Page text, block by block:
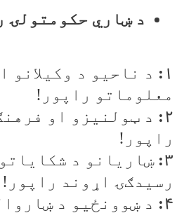
د ښاري حکومتولۍ
۱:
د ناحيو د وکيلانو
معلوماتو راپور!
۲:
د ټولنيزو او
راپور!
۳: ښاريانو د
رسيدګۍ اړوند راپور!
۴:
د ښوونځيو د